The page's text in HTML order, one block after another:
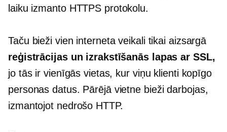
laiku izmanto HTTPS protokolu.
Taču bieži vien interneta veikali tikai aizsargā
reģistrācijas un izrakstīšanās lapas ar SSL,
jo tās ir vienīgās vietas, kur viņu klienti kopīgo
personas datus. Pārējā vietne bieži darbojas,
izmantojot nedrošo HTTP.